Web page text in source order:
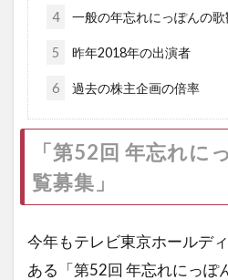
4 一般の年忘れにっぽんの
5 昨年2018年の出演者
6 過去の株主企画の倍率
「第52回 年忘れ
覧募集」
今年もテレビ東京ホールデ
ある「第52回 年忘れにっ